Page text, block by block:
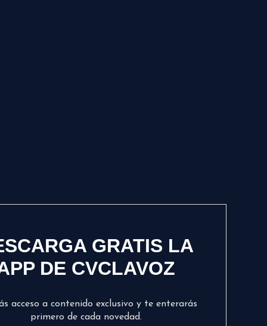
GRATIS LA
DE CVCLAVOZ
acceso a contenido exclusivo y te enterarás
primero de cada novedad.